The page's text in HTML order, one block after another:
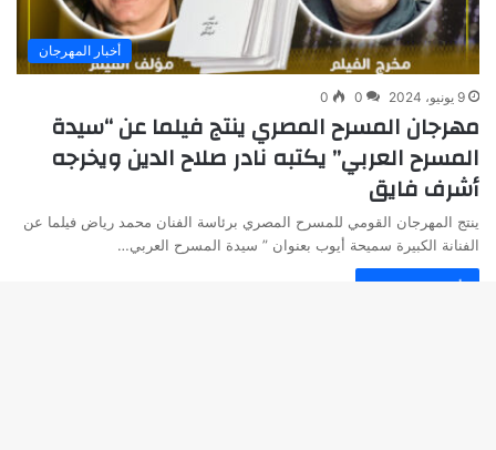
أخبار المهرجان
9 يونيو، 2024 0
0
مهرجان المسرح المصري ينتج فيلما عن “سيدة
المسرح العربي” يكتبه نادر صلاح الدين ويخرجه
أشرف فايق
ينتج المهرجان القومي للمسرح المصري برئاسة الفنان محمد رياض فيلما عن
الفنانة الكبيرة سميحة أيوب بعنوان ” سيدة المسرح العربي…
أكمل القراءة »